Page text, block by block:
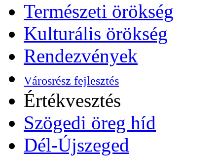
Természeti örökség
Kulturális örökség
Rendezvények
Városrész fejlesztés
Értékvesztés
Szögedi öreg híd
Dél-Újszeged